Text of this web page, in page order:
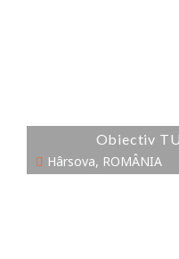
Obiectiv
Hârsova, ROMÂNIA